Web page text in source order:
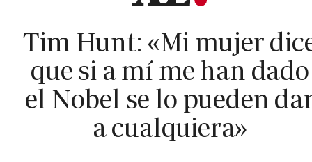
Tim Hunt: «Mi mujer
que si a mí me han dado
el Nobel se lo pueden
a cualquiera»